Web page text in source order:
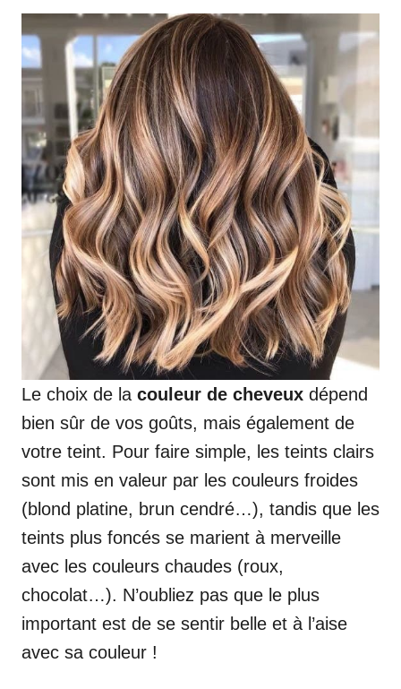
Le choix de la couleur de cheveux dépend
bien sûr de vos goûts, mais également de
votre teint. Pour faire simple, les teints clairs
sont mis en valeur par les couleurs froides
(blond platine, brun cendré…), tandis que les
teints plus foncés se marient à merveille
avec les couleurs chaudes (roux,
chocolat…). N’oubliez pas que le plus
important est de se sentir belle et à l’aise
avec sa couleur !